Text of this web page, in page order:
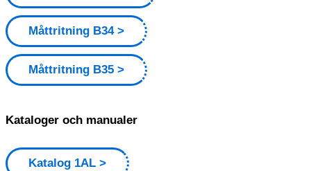
Måttritning B34
Måttritning B35
Kataloger och manualer
Katalog 1AL